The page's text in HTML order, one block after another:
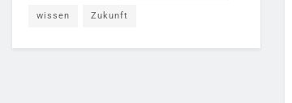
wissen Zukunft